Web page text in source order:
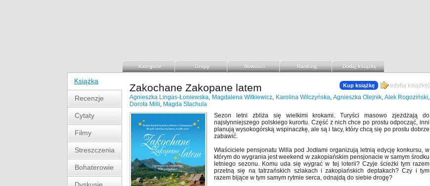
Kategorie Grupy Nowości Ranking Dodaj książkę
Książka
Recenzje
Cytaty
Filmy
Streszczenia
Bohaterowie
Kup książkę [ edytuj książkę]
Zakochane Zakopane latem
Agnieszka Lingas-Łoniewska, Magdalena Witkiewicz, Karolina Wilczyńska, Agnieszka Olejnik, Alek Rogoziński,
Dorota Milli, Magda Stachula
Sezon letni zbliża się wielkimi krokami. Turyści masowo zjeżdżają do
najsłynniejszego polskiego kurortu. Część z nich chce po prostu odpocząć, inni
planują wysokogórską wspinaczkę, ale są i tacy, który chcą się po prostu dobrze
zabawić.
Właściciele pensjonatu Willa pod Jodłami organizują letnią edycję konkursu, w
którym do wygrania jest weekend w zakopiańskim pensjonacie w samym środku
letniego sezonu. Komu uda się wygrać w tej loterii? Czyje ścieżki tym razem
przetną się na tatrzańskich szlakach i zakopiańskich deptakach? Czy i tym
razem bijące w tym samym rytmie serca, odnajdą do siebie drogę?